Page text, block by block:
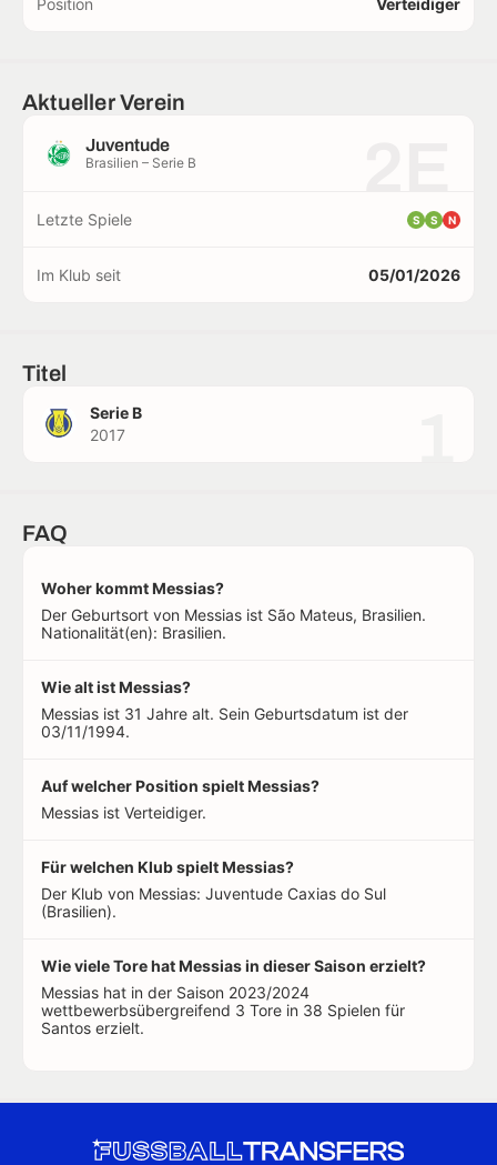
Position Verteidiger
Aktueller Verein
Juventude
Brasilien – Serie B
Letzte Spiele S S N
Im Klub seit 05/01/2026
Titel
Serie B
2017
FAQ
Woher kommt Messias?
Der Geburtsort von Messias ist São Mateus, Brasilien.
Nationalität(en): Brasilien.
Wie alt ist Messias?
Messias ist 31 Jahre alt. Sein Geburtsdatum ist der
03/11/1994.
Auf welcher Position spielt Messias?
Messias ist Verteidiger.
Für welchen Klub spielt Messias?
Der Klub von Messias: Juventude Caxias do Sul
(Brasilien).
Wie viele Tore hat Messias in dieser Saison erzielt?
Messias hat in der Saison 2023/2024
wettbewerbsübergreifend 3 Tore in 38 Spielen für
Santos erzielt.